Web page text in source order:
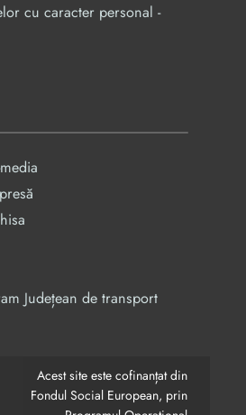
cu caracter personal -
Județean de transport
Acest site este cofinanțat din
Fondul Social European, prin